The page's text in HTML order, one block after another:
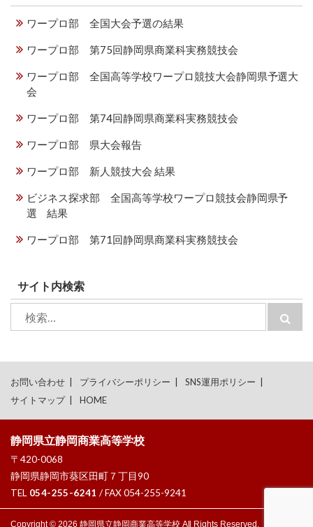
ワープロ部 全国大会予選の結果
ワープロ部 第75回静岡県商業科実務競技会
ワープロ部 全国高等学校ワープロ競技大会静岡県予選大
会
ワープロ部 第74回静岡県商業科実務競技会
ワープロ部 県大会報告
ワープロ部 新人競技大会 結果
ビジネス探求部 全国高等学校ワープロ競技会静岡県予
選 結果
ワープロ部 第71回静岡県商業科実務競技会
サイト内検索
索:
索
お問い合わせ プライバシーポリシー
SNS運用ポリシー
サイトマップ
HOME
静岡県立静岡商業高等学校
〒420-0068
静岡県静岡市葵区田町７丁目90
TEL 054-255-6241 / FAX 054-255-9241
Copyright © 2026 静岡県立静岡商業高等学校 All Rights Reserved.